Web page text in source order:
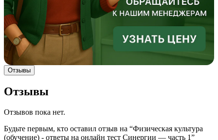
Отзывы
Отзывы
Отзывов пока нет.
Будьте первым, кто оставил отзыв на “Физическая культура
(обучение) - ответы на онлайн тест Синергии — часть 1”